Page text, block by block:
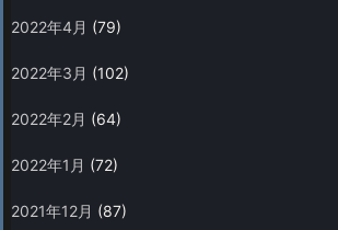
2022年4月 (79)
2022年3月 (102)
2022年2月 (64)
2022年1月 (72)
2021年12月 (87)